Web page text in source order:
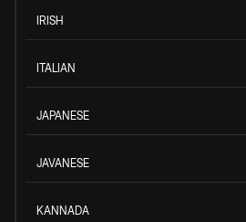
IRISH
ITALIAN
JAPANESE
JAVANESE
KANNADA